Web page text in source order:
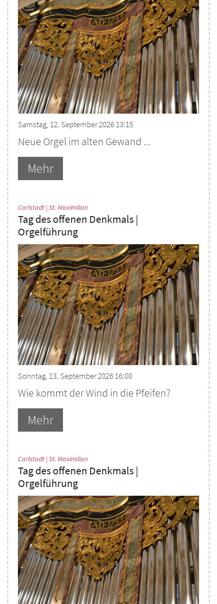
Samstag, 12. September 2026 13:15
Neue Orgel im alten Gewand ...
Mehr
Carlstadt | St. Maximilian:
Tag des offenen Denkmals |
Orgelführung
Sonntag, 13. September 2026 16:00
Wie kommt der Wind in die Pfeifen?
Mehr
Carlstadt | St. Maximilian:
Tag des offenen Denkmals |
Orgelführung